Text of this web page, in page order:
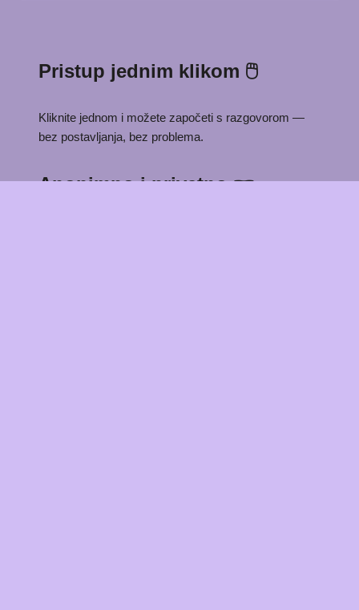
Pristup jednim klikom 🖱️
Kliknite jednom i možete započeti s razgovorom —
bez postavljanja, bez problema.
Anonimno i privatno 🕶️